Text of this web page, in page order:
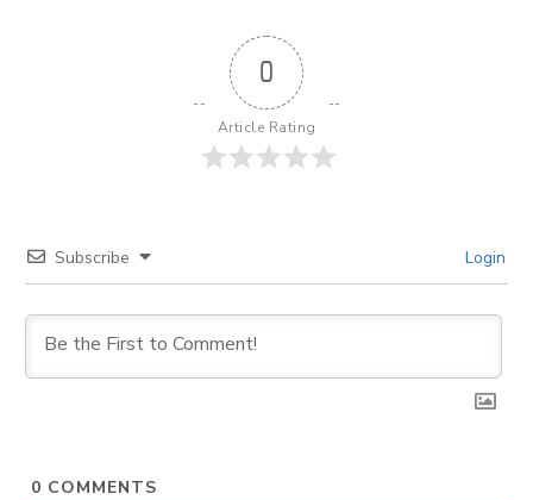
0
Article Rating
Subscribe Login
0 COMMENTS